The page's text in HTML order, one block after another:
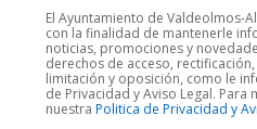
El Ayuntamiento de Valdeolmos-
con la finalidad de mantenerle
noticias, promociones y
derechos de acceso,
limitación y oposición, como le
de Privacidad y Aviso Legal.
nuestra Politica de Privacidad y